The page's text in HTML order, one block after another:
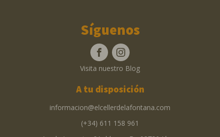
Síguenos
Visita nuestro Blog
A tu disposición
informacion@elcellerdelafontana.com
(+34) 611 158 961